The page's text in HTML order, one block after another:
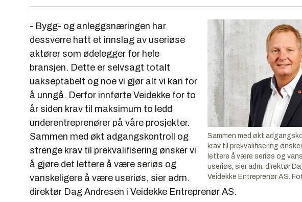
Sammen med økt
krav til prekvalifisering
lettere å være seriøs og
useriøs, sier adm. direktør
Veidekke Entreprenør AS.
- Bygg- og anleggsnæringen har
dessverre hatt et innslag av useriøse
aktører som ødelegger for hele
bransjen. Dette er selvsagt totalt
uakseptabelt og noe vi gjør alt vi kan for
å unngå. Derfor innførte Veidekke for to
år siden krav til maksimum to ledd
underentreprenører på våre prosjekter.
Sammen med økt adgangskontroll og
strenge krav til prekvalifisering ønsker vi
å gjøre det lettere å være seriøs og
vanskeligere å være useriøs, sier adm.
direktør Dag Andresen i Veidekke Entreprenør AS.